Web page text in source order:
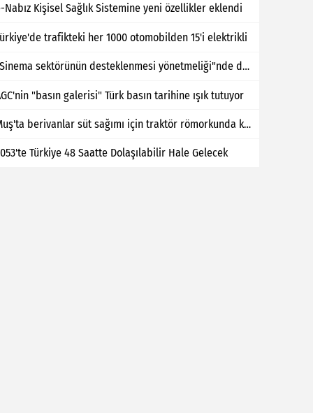
Nabız Kişisel Sağlık Sistemine yeni özellikler eklendi
trafikteki her 1000 otomobilden 15'i elektrikli
"Sinema sektörünün desteklenmesi yönetmeliği"nde değişiklik yapıldı
"basın galerisi" Türk basın tarihine ışık tutuyor
Muş'ta berivanlar süt sağımı için traktör römorkunda kilometrelerce yol kat ediyor
Türkiye 48 Saatte Dolaşılabilir Hale Gelecek